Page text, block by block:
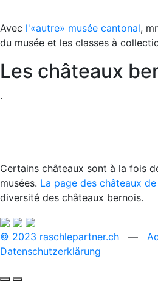
Avec l'«autre» musée cantonal,
du musée et les classes à
Les châteaux
.
Certains châteaux sont à la fois
musées. La page des châteaux de
diversité des châteaux bernois.
© 2023 raschlepartner.ch —
Datenschutzerklärung